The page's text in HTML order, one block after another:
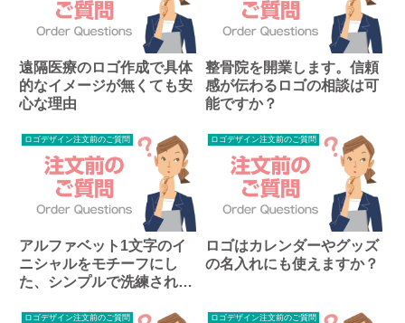
遠隔医療のロゴ作成で具体
的なイメージが無くても安
心な理由
整骨院を開業します。信頼
感が伝わるロゴの相談は可
能ですか？
ロゴデザイン注文前のご質問
アルファベット1文字のイ
ニシャルをモチーフにし
た、シンプルで洗練された
ロゴデザイン注文前のご質問
ロゴはカレンダーやグッズ
の名入れにも使えますか？
ロゴデザイン注文前のご質問 ロゴデザイン注文前のご質問